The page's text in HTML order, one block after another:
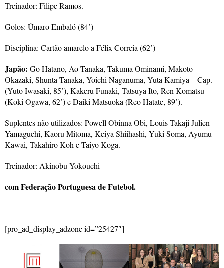
Treinador: Filipe Ramos.
Golos: Úmaro Embaló (84’)
Disciplina: Cartão amarelo a Félix Correia (62’)
Japão: Go Hatano, Ao Tanaka, Takuma Ominami, Makoto
Okazaki, Shunta Tanaka, Yoichi Naganuma, Yuta Kamiya – Cap.
(Yuto Iwasaki, 85’), Kakeru Funaki, Tatsuya Ito, Ren Komatsu
(Koki Ogawa, 62’) e Daiki Matsuoka (Reo Hatate, 89’).
Suplentes não utilizados: Powell Obinna Obi, Louis Takaji Julien
Yamaguchi, Kaoru Mitoma, Keiya Shiihashi, Yuki Soma, Ayumu
Kawai, Takahiro Koh e Taiyo Koga.
Treinador: Akinobu Yokouchi
com Federação Portuguesa de Futebol.
[pro_ad_display_adzone id=”25427″]